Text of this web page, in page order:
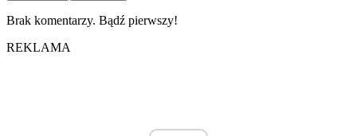
Brak komentarzy. Bądź pierwszy!
REKLAMA